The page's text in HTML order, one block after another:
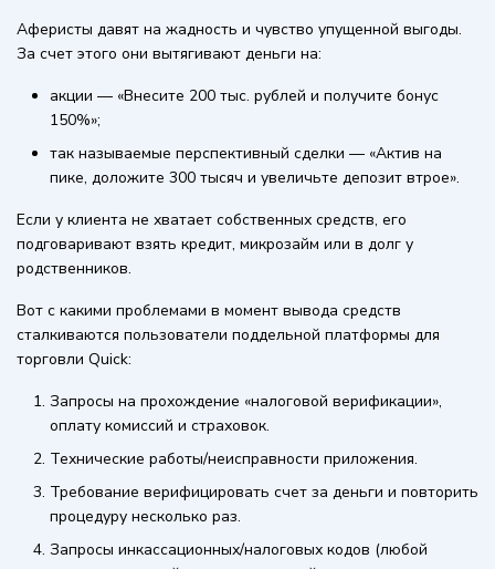
Аферисты давят на жадность и чувство упущенной выгоды.
За счет этого они вытягивают деньги на:
акции — «Внесите 200 тыс. рублей и получите бонус
150%»;
так называемые перспективный сделки — «Актив на
пике, доложите 300 тысяч и увеличьте депозит втрое».
Если у клиента не хватает собственных средств, его
подговаривают взять кредит, микрозайм или в долг у
родственников.
Вот с какими проблемами в момент вывода средств
сталкиваются пользователи поддельной платформы для
торговли Quick:
Запросы на прохождение «налоговой верификации»,
оплату комиссий и страховок.
Технические работы/неисправности приложения.
Требование верифицировать счет за деньги и повторить
процедуру несколько раз.
Запросы инкассационных/налоговых кодов (любой